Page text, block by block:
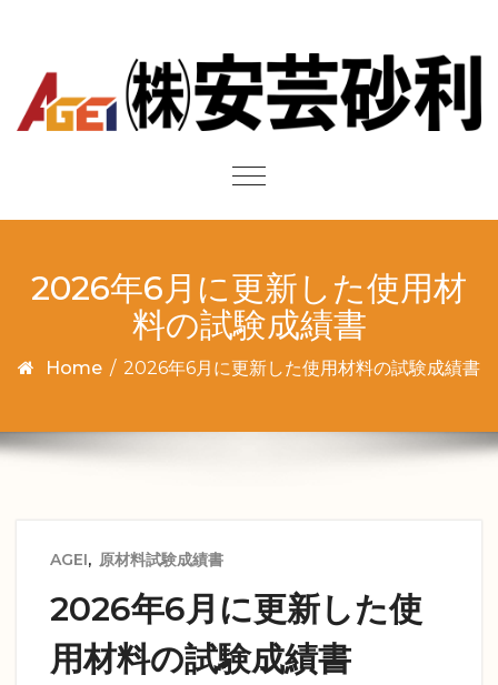
Toggle
2026年6月に更新した使用材
料の試験成績書
Home / 2026年6月に更新した使用材料の試験成績書
AGEI, 原材料試験成績書
2026年6月に更新した使
用材料の試験成績書